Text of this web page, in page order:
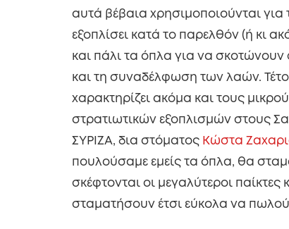
αυτά βέβαια χρησιμοποιούνται
εξοπλίσει κατά το παρελθόν (ή κι
και πάλι τα όπλα για να σκοτώνουν
και τη συναδέλφωση των λαών.
χαρακτηρίζει ακόμα και τους
στρατιωτικών εξοπλισμών στους
ΣΥΡΙΖΑ, δια στόματος Κώστα
πουλούσαμε εμείς τα όπλα, θα
σκέφτονται οι μεγαλύτεροι
σταματήσουν έτσι εύκολα να